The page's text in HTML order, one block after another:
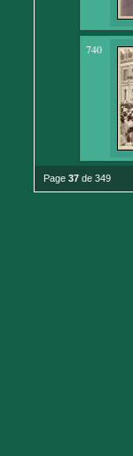
740
Page 37 de 349